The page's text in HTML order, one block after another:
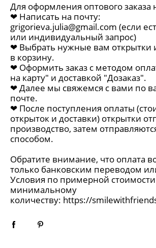
Для оформления оптового заказа
❤︎ Написать на почту:
grigorieva.julia@gmail.com (если
или индивидуальный запрос)
❤︎ Выбрать нужные вам открытки
в корзину.
❤︎ Оформить заказ с методом
на карту" и доставкой "Дозаказ".
❤︎ Далее мы свяжемся с вами по
почте.
❤︎ После поступления оплаты
открыток и доставки) открытки
производство, затем
способом.
Обратите внимание, что оплата
только банковским переводом
Условия по примерной
минимальному
количеству: https://